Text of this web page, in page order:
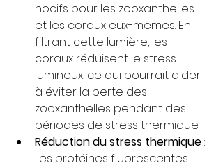
nocifs pour les zooxanthelles
et les coraux eux-mêmes. En
filtrant cette lumière, les
coraux réduisent le stress
lumineux, ce qui pourrait aider
à éviter la perte des
zooxanthelles pendant des
périodes de stress thermique.
Réduction du stress thermique :
Les protéines fluorescentes